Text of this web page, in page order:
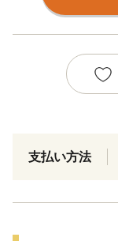
支払い方法